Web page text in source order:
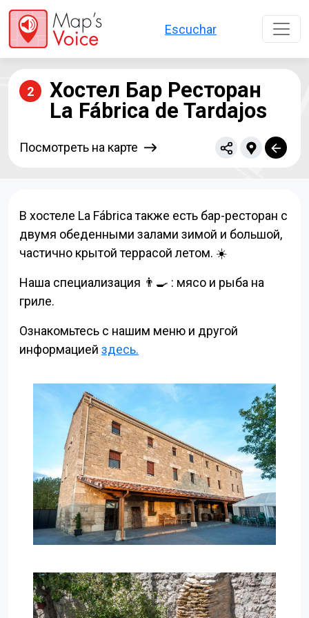
Перейти к основному содержанию
Escuchar
2
Хостел Бар Ресторан
La Fábrica de Tardajos
Посмотреть на карте
В хостеле La Fábrica также есть бар-ресторан с
двумя обеденными залами зимой и большой,
частично крытой террасой летом. ☀️
Наша специализация 👨‍🍳 : мясо и рыба на
гриле.
Ознакомьтесь с нашим меню и другой
информацией здесь.